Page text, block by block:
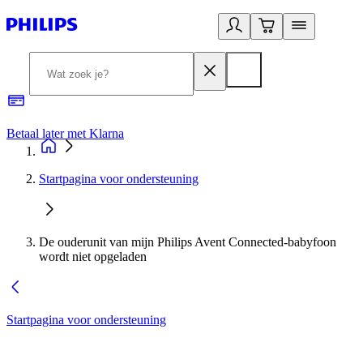
Betaal later met Klarna
Startpagina voor ondersteuning
De ouderunit van mijn Philips Avent Connected-babyfoon
wordt niet opgeladen
Startpagina voor ondersteuning